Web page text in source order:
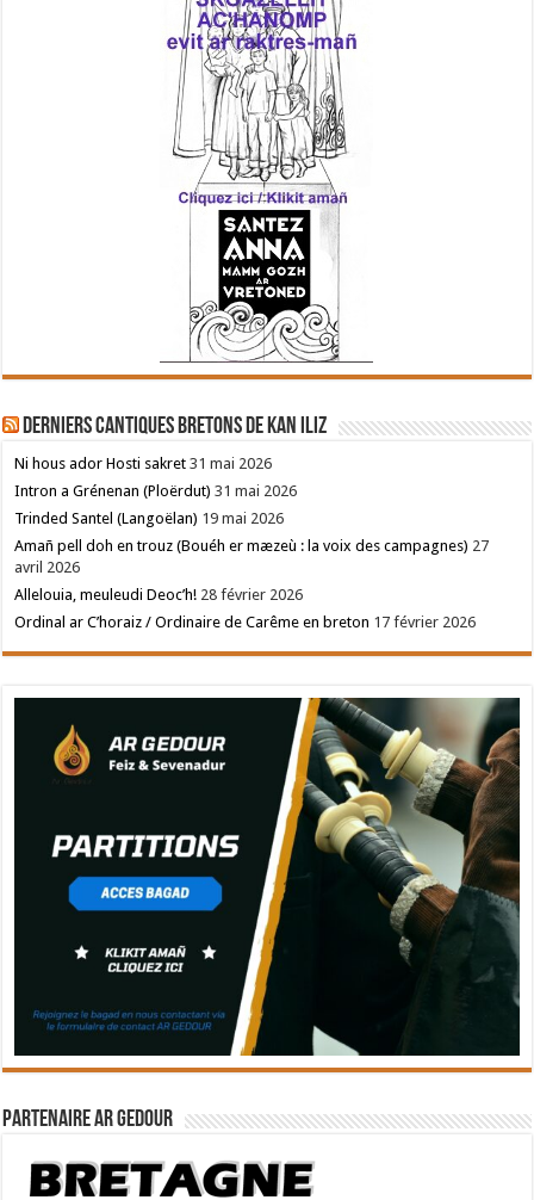
Derniers cantiques bretons de Kan Iliz
Ni hous ador Hosti sakret 31 mai 2026
Intron a Grénenan (Ploërdut) 31 mai 2026
Trinded Santel (Langoëlan) 19 mai 2026
Amañ pell doh en trouz (Bouéh er mæzeù : la voix des campagnes) 27
avril 2026
Allelouia, meuleudi Deoc’h! 28 février 2026
Ordinal ar C’horaiz / Ordinaire de Carême en breton 17 février 2026
Partenaire Ar Gedour